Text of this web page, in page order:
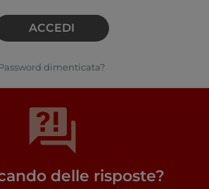
ACCEDI
dimenticata?
delle risposte?